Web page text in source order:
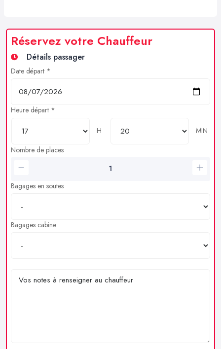
Réservez votre Chauffeur
Détails passager
Date départ *
Heure départ *
H
MIN
Nombre de places
Bagages en soutes
Bagages cabine